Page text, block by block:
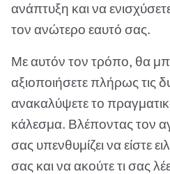
ανάπτυξη και να
τον ανώτερο εαυτό σας.
Με αυτόν τον τρόπο, θα
αξιοποιήσετε πλήρως τις
ανακαλύψετε το
κάλεσμα. Βλέποντας τον
σας υπενθυμίζει να είστε
σας και να ακούτε τι σας